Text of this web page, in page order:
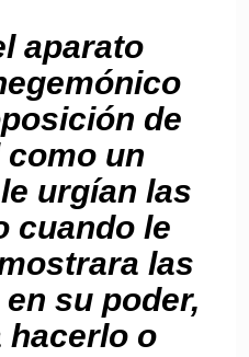
aparato
de
un
urgían las
cuando le
las
su poder,
hacerlo o